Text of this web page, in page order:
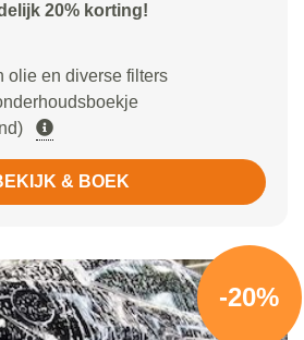
20% korting!
olie en diverse filters
& BOEK
-20%